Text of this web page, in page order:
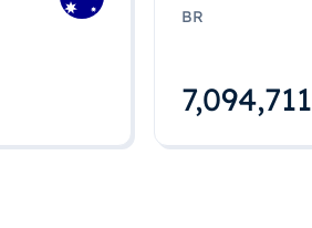
BR
7,094,712